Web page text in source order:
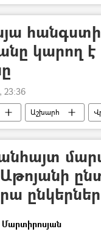
կարանտին
կարող է
23:36
Աշխարհ
կարանտին